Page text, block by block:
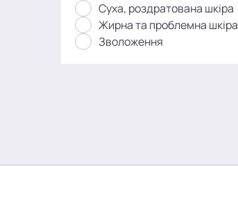
Суха, роздратована шкіра
Жирна та проблемна шкіра
Зволоження